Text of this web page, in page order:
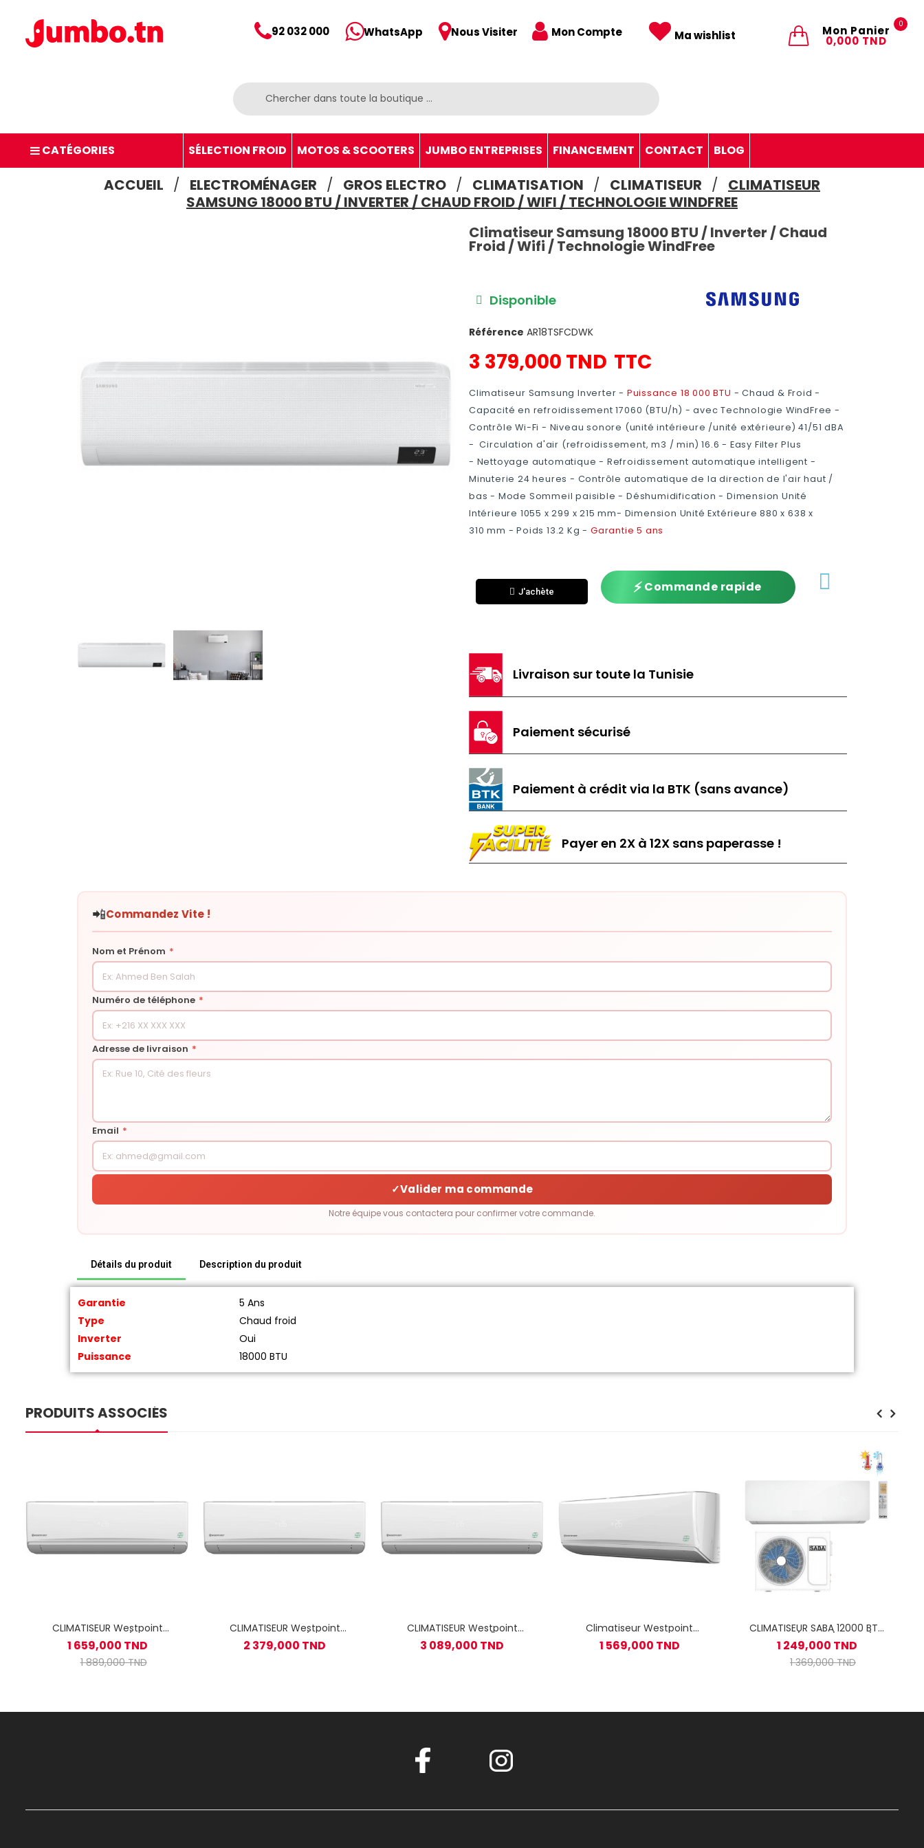
92 032 000 WhatsApp Nous Visiter
0
Mon Panier
0,000 TND
Mon Compte Ma wishlist
CATÉGORIES SÉLECTION FROID MOTOS & SCOOTERS JUMBO ENTREPRISES FINANCEMENT CONTACT BLOG
ACCUEIL ELECTROMÉNAGER GROS ELECTRO CLIMATISATION CLIMATISEUR
CLIMATISEUR
SAMSUNG 18000 BTU / INVERTER / CHAUD FROID / WIFI / TECHNOLOGIE WINDFREE
Climatiseur Samsung 18000 BTU / Inverter / Chaud
Froid / Wifi / Technologie WindFree
Disponible
Référence AR18TSFCDWK
3 379,000 TND TTC
Climatiseur Samsung Inverter - Puissance 18 000 BTU - Chaud & Froid -
Capacité en refroidissement 17060 (BTU/h) - avec Technologie WindFree -
Contrôle Wi-Fi - Niveau sonore (unité intérieure /unité extérieure) 41/51 dBA
- Circulation d'air (refroidissement, m3 / min) 16.6 - Easy Filter Plus
- Nettoyage automatique - Refroidissement automatique intelligent -
Minuterie 24 heures - Contrôle automatique de la direction de l'air haut /
bas - Mode Sommeil paisible - Déshumidification - Dimension Unité
Intérieure 1055 x 299 x 215‎ mm- Dimension Unité Extérieure 880 x 638 x
310‎ mm - Poids 13.2 Kg - Garantie 5 ans
J'achète ⚡Commande rapide
Livraison sur toute la Tunisie
Paiement sécurisé
Paiement à crédit via la BTK (sans avance)
Payer en 2X à 12X sans paperasse !
📲Commandez Vite !
Nom et Prénom *
Numéro de téléphone *
Adresse de livraison *
Email *
✓Valider ma commande
Notre équipe vous contactera pour confirmer votre commande.
Détails du produit Description du produit
Garantie
5 Ans
Type
Chaud froid
Inverter
Oui
Puissance
18000 BTU
PRODUITS ASSOCIÉS
CLIMATISEUR Westpoint
Inverter 12000 BTU / CHAUD &
FROID
1 659,000 TND
1 889,000 TND
CLIMATISEUR Westpoint
Inverter 18000 BTU / CHAUD &
FROID
2 379,000 TND
CLIMATISEUR Westpoint
Inverter 24000 BTU / CHAUD
& FROID
3 089,000 TND
Climatiseur Westpoint
Inverter 9000 BTU Chaud &
Froid Blanc
1 569,000 TND
CLIMATISEUR SABA 12000 BTU
CHAUD/FROID / Blanc /
SABW12H-W
1 249,000 TND
1 369,000 TND